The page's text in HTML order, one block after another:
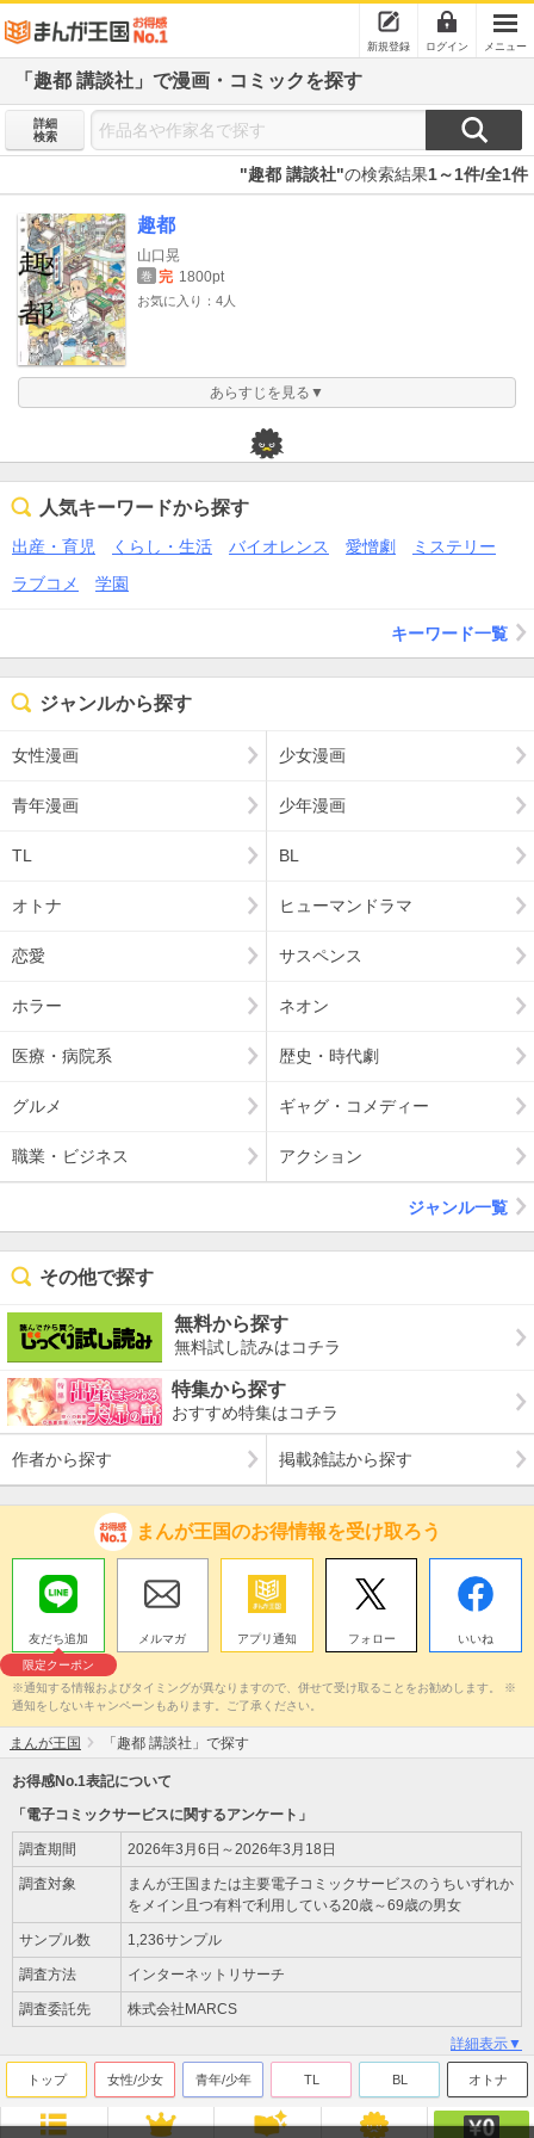
新規登録 ログイン メニュー
「趣都 講談社」で漫画・コミックを探す
詳細
検索
"趣都 講談社"の検索結果1～1件/全1件
趣都
山口晃
巻 完 1800pt
お気に入り：4人
あらすじを見る▼
人気キーワードから探す
出産・育児 くらし・生活 バイオレンス 愛憎劇
ミステリー
ラブコメ
学園
キーワード一覧
ジャンルから探す
女性漫画 少女漫画
青年漫画 少年漫画
TL BL
オトナ ヒューマンドラマ
恋愛 サスペンス
ホラー ネオン
医療・病院系 歴史・時代劇
グルメ ギャグ・コメディー
職業・ビジネス アクション
ジャンル一覧
その他で探す
無料から探す
無料試し読みはコチラ
特集から探す
おすすめ特集はコチラ
作者から探す 掲載雑誌から探す
まんが王国のお得情報を受け取ろう
友だち追加
限定クーポン
メルマガ アプリ通知 フォロー いいね
※通知する情報およびタイミングが異なりますので、併せて受け取ることをお勧めします。 ※
通知をしないキャンペーンもあります。ご了承ください。
まんが王国 「趣都 講談社」で探す
お得感No.1表記について
「電子コミックサービスに関するアンケート」
調査期間 2026年3月6日～2026年3月18日
調査対象
まんが王国または主要電子コミックサービスのうちいずれか
をメイン且つ有料で利用している20歳～69歳の男女
サンプル数 1,236サンプル
調査方法 インターネットリサーチ
調査委託先 株式会社MARCS
詳細表示▼
トップ 女性/少女 青年/少年 TL BL オトナ